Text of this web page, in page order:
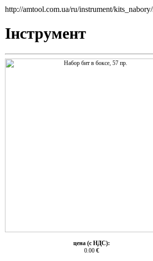
http://amtool.com.ua/ru/instrument/
Інструмент
цена (с НДС):
0.00 €